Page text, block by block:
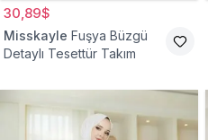
30,89$
Misskayle Fuşya Büzgü
Detaylı Tesettür Takım